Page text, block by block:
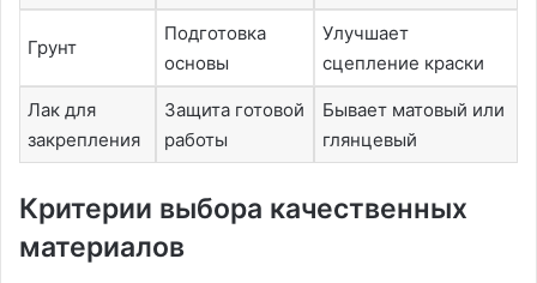
Грунт
Подготовка
основы
Улучшает
сцепление краски
Лак для
закрепления
Защита готовой
работы
Бывает матовый или
глянцевый
Критерии выбора качественных
материалов